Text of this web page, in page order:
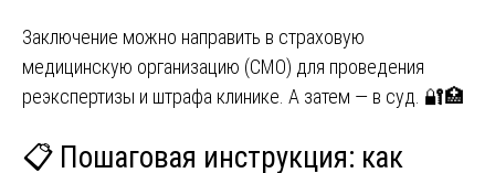
Заключение можно направить в страховую
медицинскую организацию (СМО) для проведения
реэкспертизы и штрафа клинике. А затем — в суд. 🔐🏥
📋 Пошаговая инструкция: как